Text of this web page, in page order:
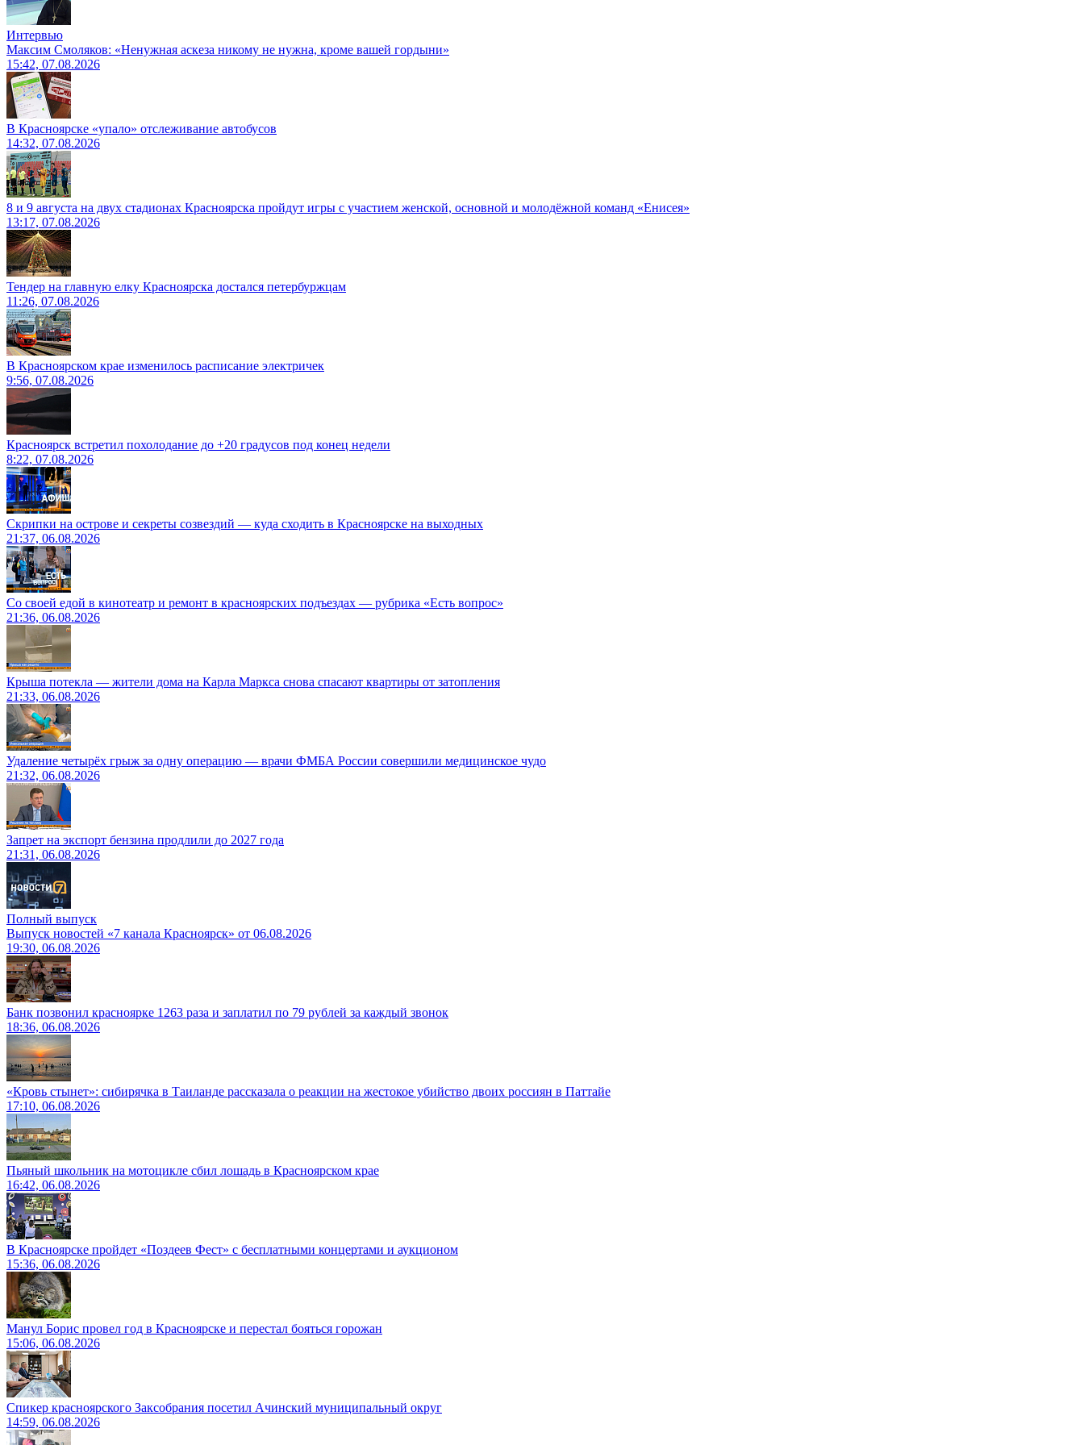
Интервью
Максим Смоляков: «Ненужная аскеза никому не нужна, кроме вашей гордыни»
15:42, 07.08.2026
В Красноярске «упало» отслеживание автобусов
14:32, 07.08.2026
8 и 9 августа на двух стадионах Красноярска пройдут игры с участием женской, основной и молодёжной команд «Енисея»
13:17, 07.08.2026
Тендер на главную елку Красноярска достался петербуржцам
11:26, 07.08.2026
В Красноярском крае изменилось расписание электричек
9:56, 07.08.2026
Красноярск встретил похолодание до +20 градусов под конец недели
8:22, 07.08.2026
Скрипки на острове и секреты созвездий — куда сходить в Красноярске на выходных
21:37, 06.08.2026
Со своей едой в кинотеатр и ремонт в красноярских подъездах — рубрика «Есть вопрос»
21:36, 06.08.2026
Крыша потекла — жители дома на Карла Маркса снова спасают квартиры от затопления
21:33, 06.08.2026
Удаление четырёх грыж за одну операцию — врачи ФМБА России совершили медицинское чудо
21:32, 06.08.2026
Запрет на экспорт бензина продлили до 2027 года
21:31, 06.08.2026
Полный выпуск
Выпуск новостей «7 канала Красноярск» от 06.08.2026
19:30, 06.08.2026
Банк позвонил красноярке 1263 раза и заплатил по 79 рублей за каждый звонок
18:36, 06.08.2026
«Кровь стынет»: сибирячка в Таиланде рассказала о реакции на жестокое убийство двоих россиян в Паттайе
17:10, 06.08.2026
Пьяный школьник на мотоцикле сбил лошадь в Красноярском крае
16:42, 06.08.2026
В Красноярске пройдет «Поздеев Фест» с бесплатными концертами и аукционом
15:36, 06.08.2026
Манул Борис провел год в Красноярске и перестал бояться горожан
15:06, 06.08.2026
Спикер красноярского Заксобрания посетил Ачинский муниципальный округ
14:59, 06.08.2026